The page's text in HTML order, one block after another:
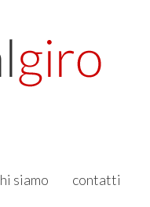
siamo contatti